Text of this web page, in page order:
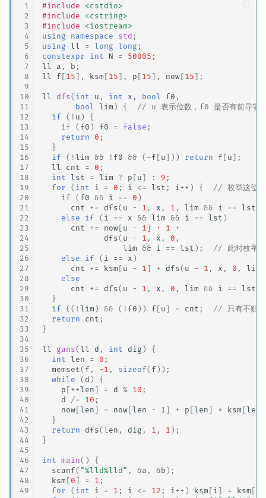
1
2
3
4
5
6
7
8
9
10
11
12
13
14
15
16
17
18
19
20
21
22
23
24
25
26
27
28
29
30
31
32
33
34
35
36
37
38
39
40
41
42
43
44
45
46
47
48
49
#include
<cstdio>
#include
<cstring>
#include
<iostream>
using
namespace std ;
using
ll = long long ;
constexpr
int N = 50005 ;
ll
a , b ;
ll
f [ 15 ], ksm [ 15 ], p [ 15 ], now [ 15 ];
ll dfs( int u , int x , bool f0 ,
bool
lim ) {
// u 表示位数，f0 是否有前导零
if
( ! u )
{
if
( f0 ) f0 = false ;
return
0 ;
}
if
( !lim && ! f0 && ( ~f [ u ])) return f [ u ];
ll
cnt = 0 ;
int
lst = lim ? p [ u ] : 9 ;
for
( int i = 0 ; i <= lst ; i ++ ) {
// 枚举这位要
if
( f0 && i == 0 )
cnt
+= dfs( u - 1 , x , 1 , lim && i == lst
else
if ( i == x && lim && i == lst )
cnt
+= now [ u - 1 ] + 1
+
dfs( u - 1 , x , 0 ,
lim
&& i == lst );
// 此时枚举的
else
if ( i == x )
cnt
+= ksm [ u - 1 ] + dfs( u - 1 , x , 0 , lim
else
cnt
+= dfs( u - 1 , x , 0 , lim && i == lst
}
if
(( !lim ) && ( ! f0 )) f [ u ] = cnt ;
// 只有不贴着
return
cnt ;
}
ll gans(ll d , int dig )
{
int
len = 0 ;
memset ( f , -1 , sizeof( f ));
while
( d )
{
p [ ++len ] = d % 10 ;
d
/= 10 ;
now [len ] = now [len - 1 ] + p [len ] * ksm [len
}
return
dfs(len , dig , 1 , 1 );
}
int main()
{
scanf( "%lld%lld" , &a , &b );
ksm [ 0 ] = 1 ;
for
( int i = 1 ; i <= 12 ; i ++ ) ksm [ i ] = ksm [